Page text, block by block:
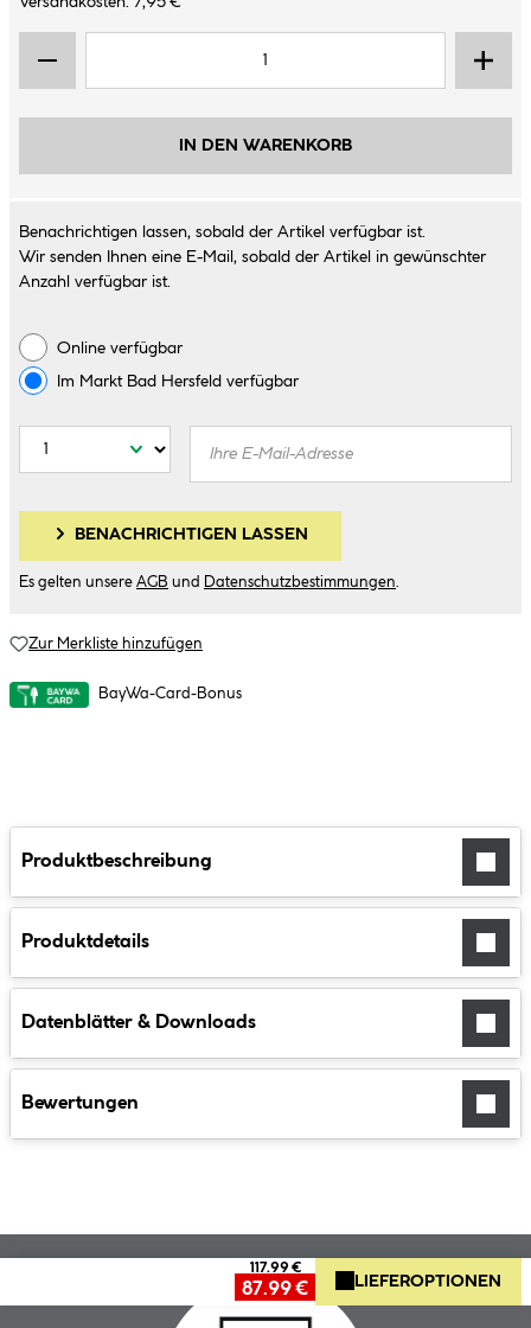
IN DEN WARENKORB
Benachrichtigen lassen, sobald der Artikel verfügbar ist.
Wir senden Ihnen eine E-Mail, sobald der Artikel in gewünschter
Anzahl verfügbar ist.
Online verfügbar
Im Markt Bad Hersfeld verfügbar
BENACHRICHTIGEN LASSEN
Es gelten unsere AGB und Datenschutzbestimmungen
Zur Merkliste hinzufügen
BayWa-Card-Bonus
Produktbeschreibung
Produktdetails
Datenblätter & Downloads
Bewertungen
117.99 €
87.99 € LIEFEROPTIONEN